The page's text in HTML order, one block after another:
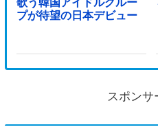
プが待望の日本デビュー
スポンサ